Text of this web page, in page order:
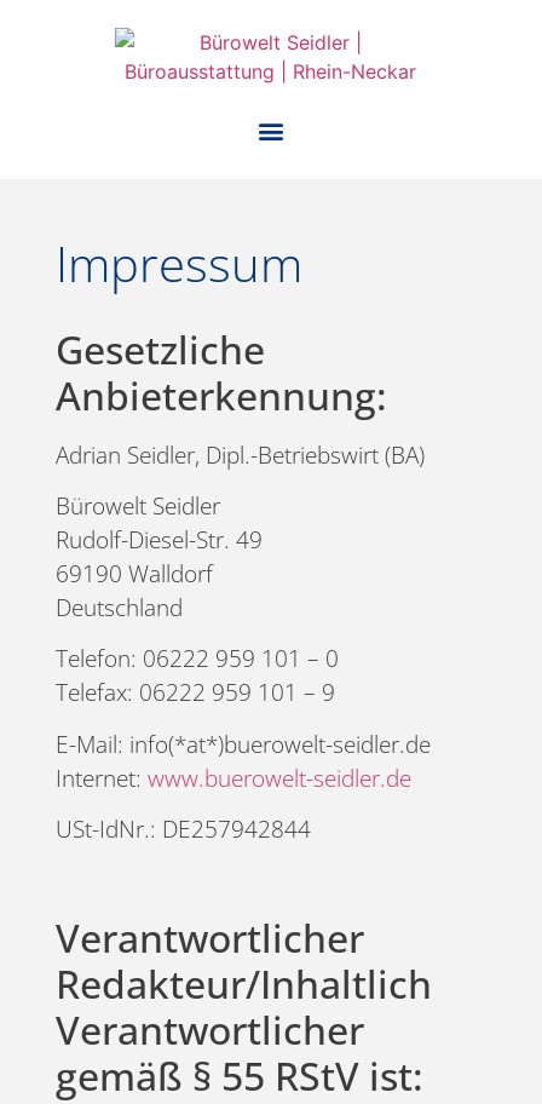
Impressum
Gesetzliche
Anbieterkennung:
Adrian Seidler, Dipl.-Betriebswirt (BA)
Bürowelt Seidler
Rudolf-Diesel-Str. 49
69190 Walldorf
Deutschland
Telefon: 06222 959 101 – 0
Telefax: 06222 959 101 – 9
E-Mail: info(*at*)buerowelt-seidler.de
Internet: www.buerowelt-seidler.de
USt-IdNr.: DE257942844
Verantwortlicher
Redakteur/Inhaltlich
Verantwortlicher
gemäß § 55 RStV ist: